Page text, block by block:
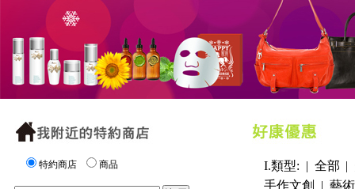
特約商店 商品 I.類型: | 全部 |
手作文創
| 藝